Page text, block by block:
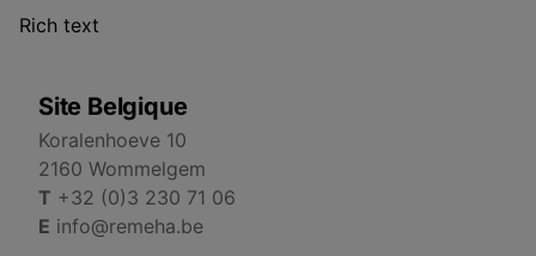
Rich text
Site Belgique
Koralenhoeve 10
2160 Wommelgem
T +32 (0)3 230 71 06
E info@remeha.be